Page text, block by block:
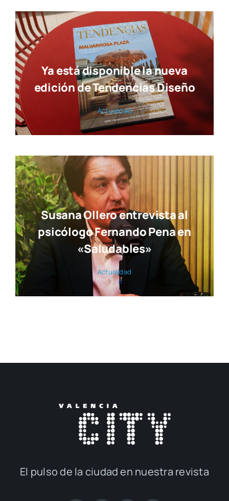
Ya está disponible la nueva
edición de Tendencias Diseño
Actua­li­dad
Susana Ollero entrevista al
psicólogo Fernando Pena en
«Saludables»
Actua­li­dad
El pul­so de la ciu­dad en nues­tra revis­ta